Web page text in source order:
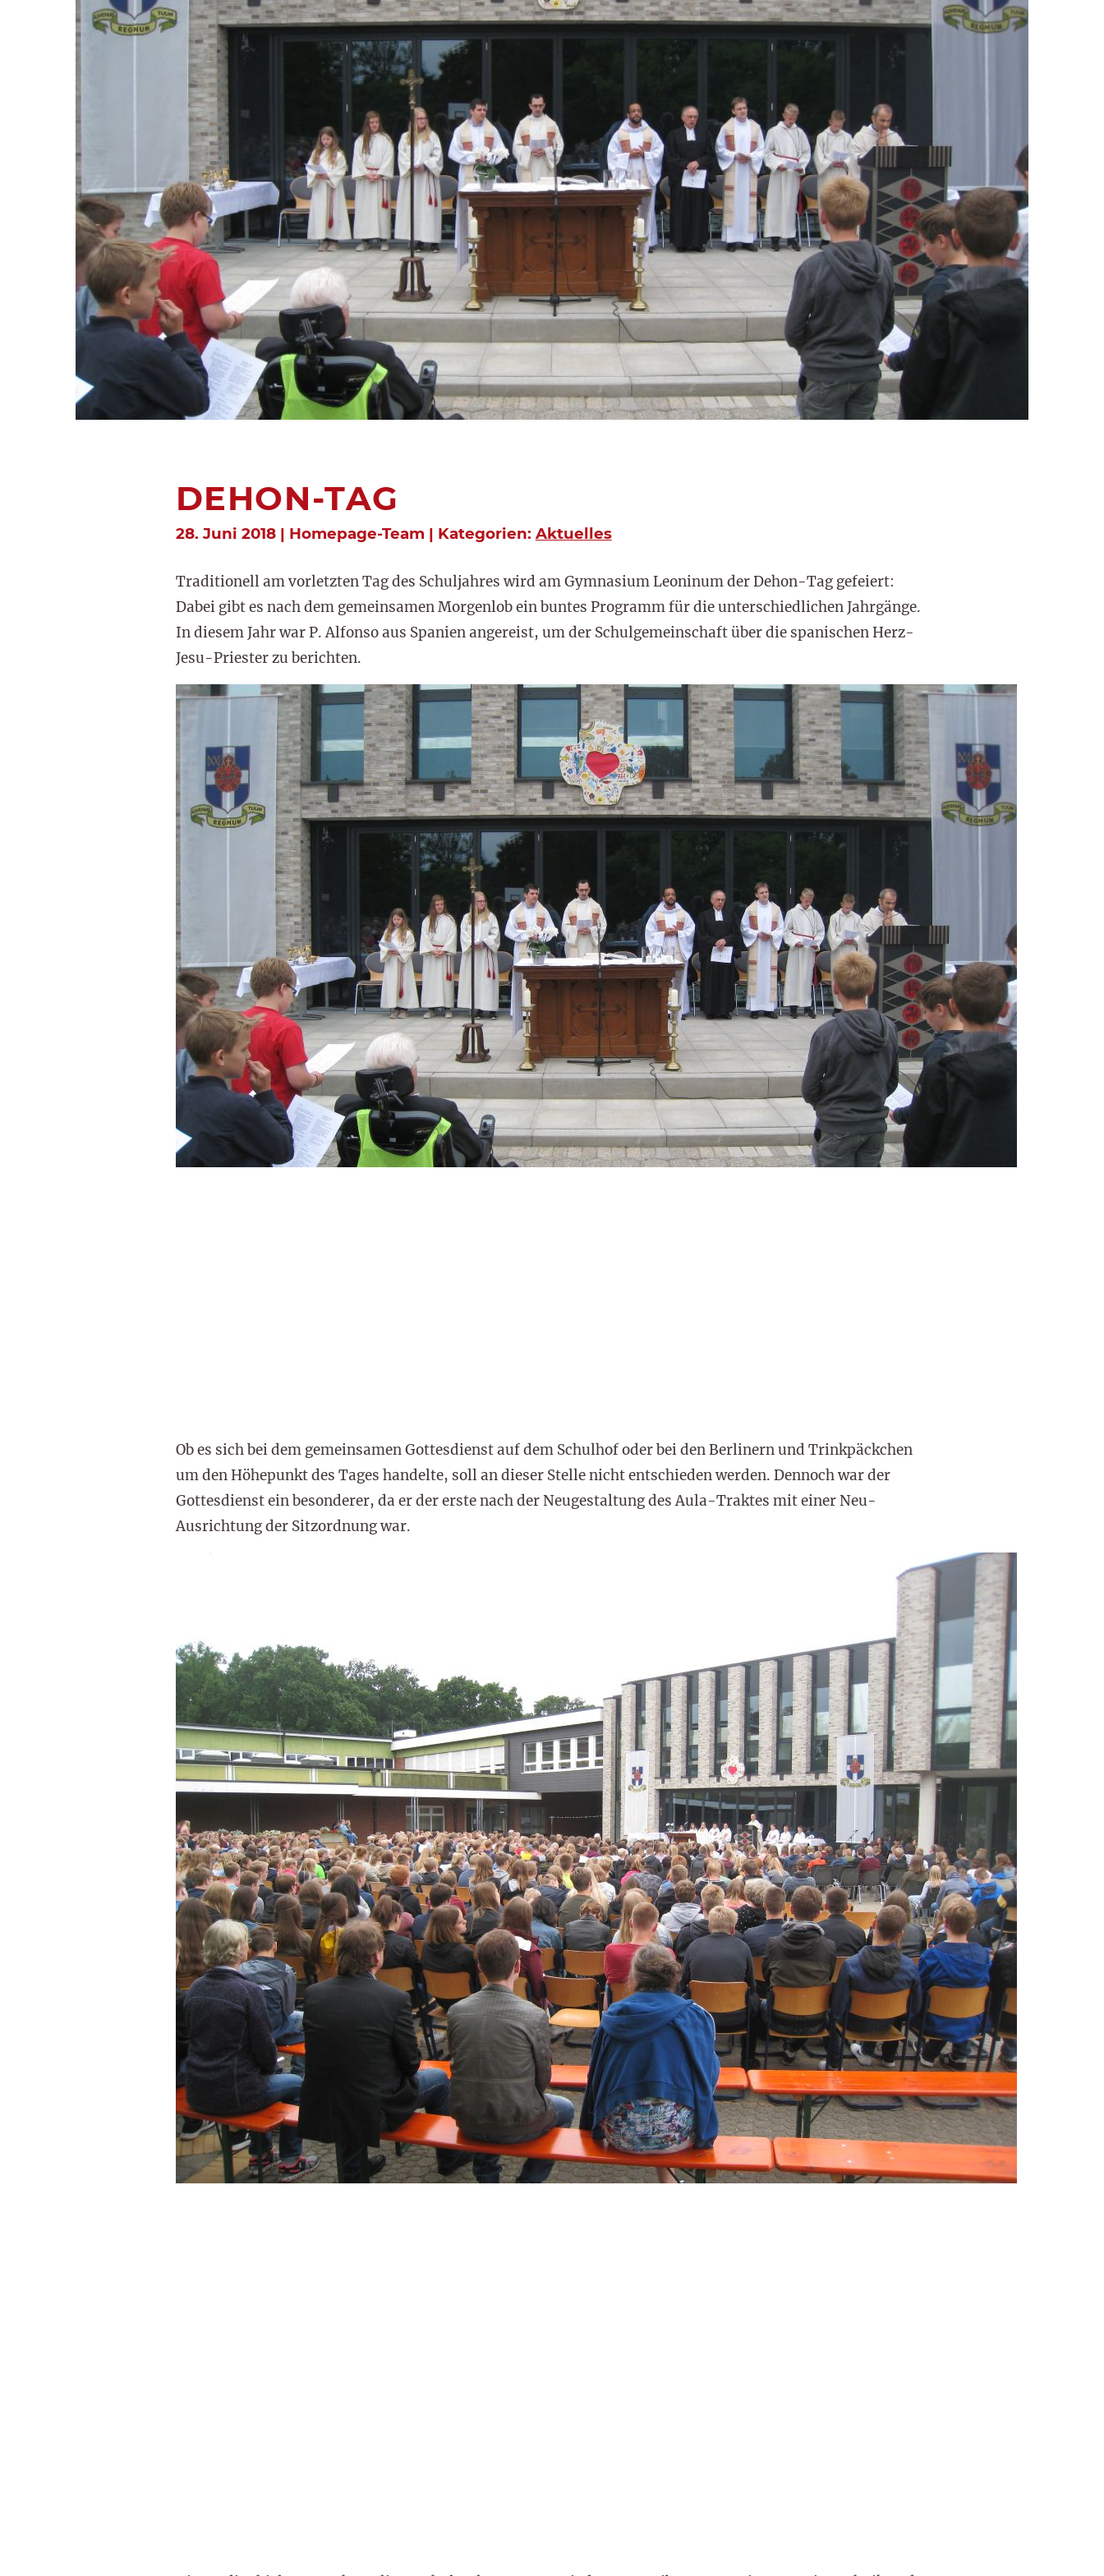
DEHON-TAG
28. Juni 2018 | Homepage-Team | Kategorien: Aktuelles
Traditionell am vorletzten Tag des Schuljahres wird am Gymnasium Leoninum der Dehon-Tag gefeiert:
Dabei gibt es nach dem gemeinsamen Morgenlob ein buntes Programm für die unterschiedlichen Jahrgänge.
In diesem Jahr war P. Alfonso aus Spanien angereist, um der Schulgemeinschaft über die spanischen Herz-
Jesu-Priester zu berichten.
Ob es sich bei dem gemeinsamen Gottesdienst auf dem Schulhof oder bei den Berlinern und Trinkpäckchen
um den Höhepunkt des Tages handelte, soll an dieser Stelle nicht entschieden werden. Dennoch war der
Gottesdienst ein besonderer, da er der erste nach der Neugestaltung des Aula-Traktes mit einer Neu-
Ausrichtung der Sitzordnung war.